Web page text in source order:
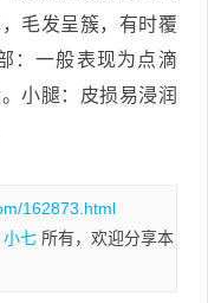
毛发呈簇，有时覆
：一般表现为点滴
小腿：皮损易浸润
162873.html
小七 所有，欢迎分享本